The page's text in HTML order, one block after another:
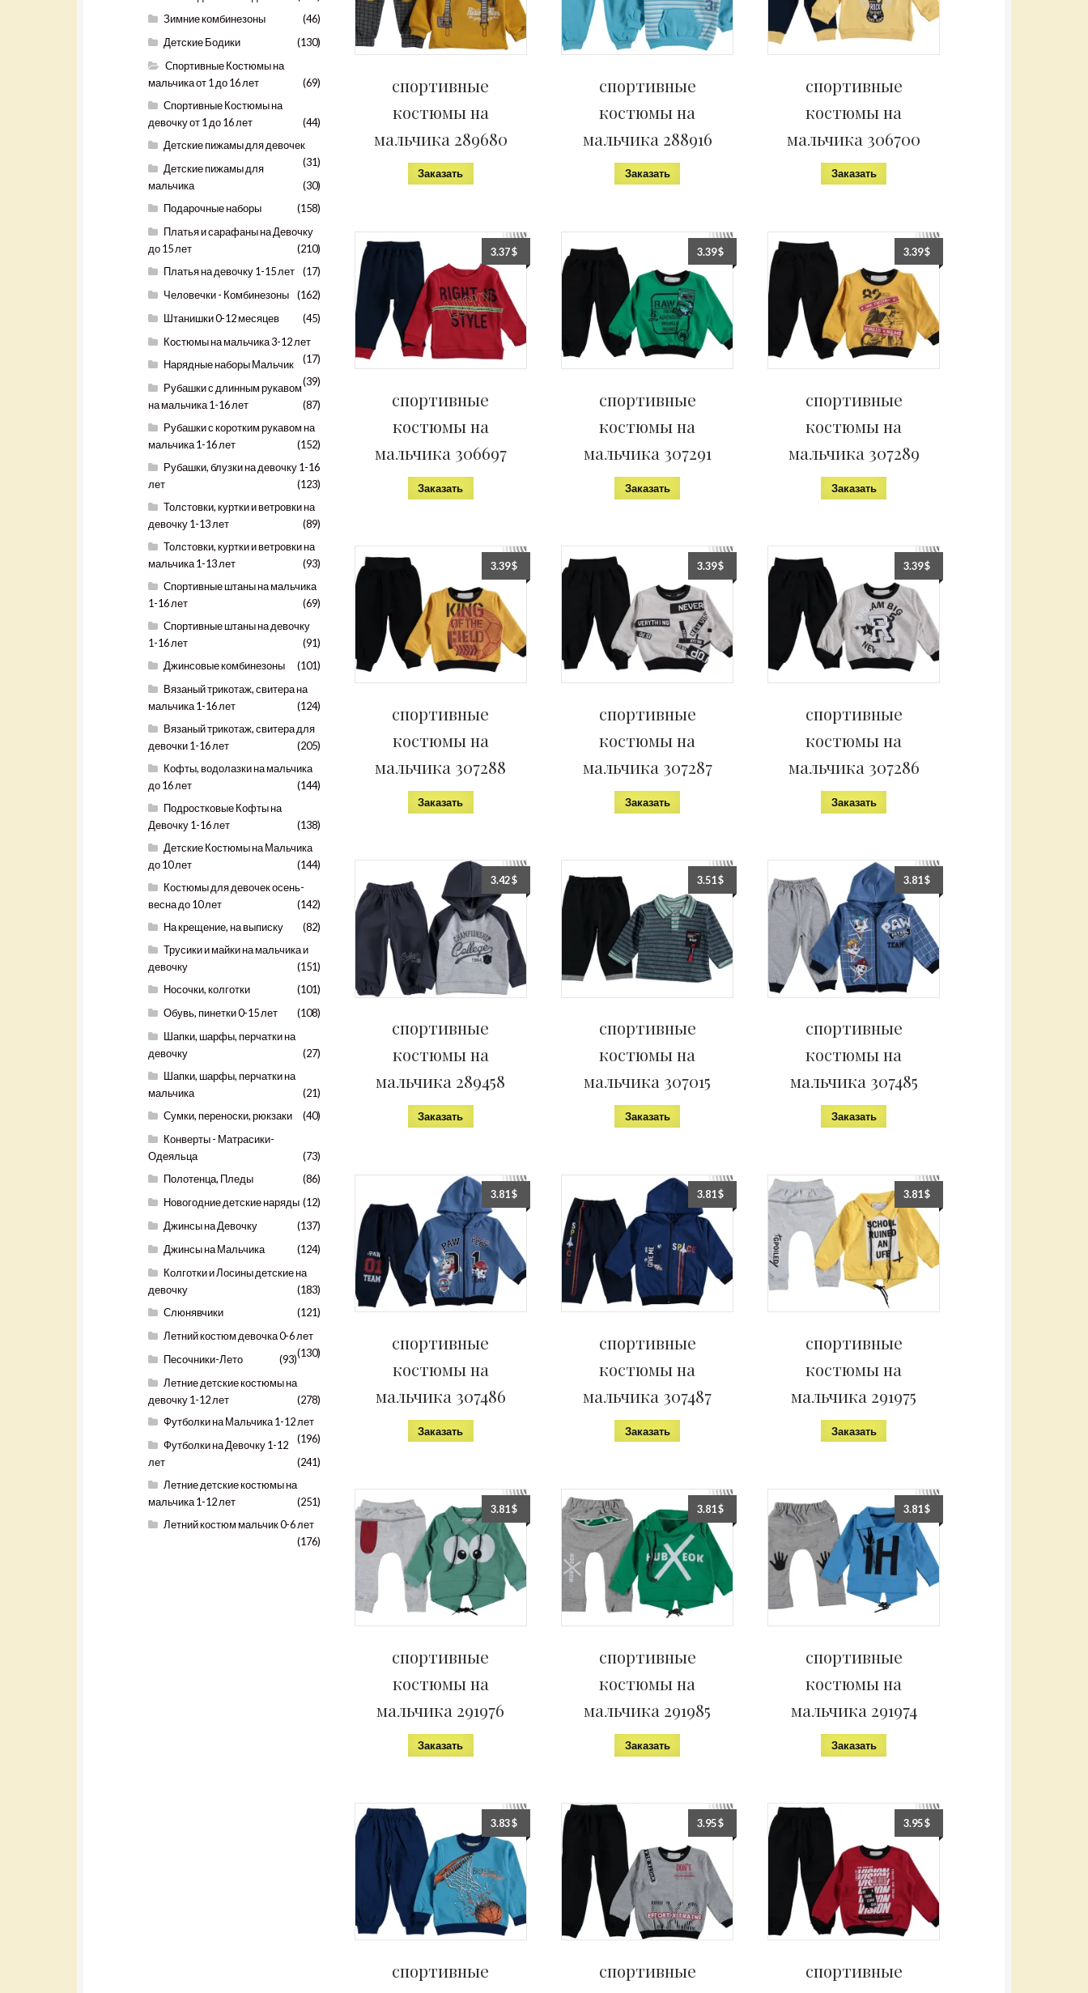
спортивные
костюмы на
мальчика 289680
Заказать
спортивные
костюмы на
мальчика 288916
Заказать
спортивные
костюмы на
мальчика 306700
Заказать
спортивные
костюмы на
мальчика 306697
3.37$
Заказать
спортивные
костюмы на
мальчика 307291
3.39$
Заказать
спортивные
костюмы на
мальчика 307289
3.39$
Заказать
спортивные
костюмы на
мальчика 307288
3.39$
Заказать
спортивные
костюмы на
мальчика 307287
3.39$
Заказать
спортивные
костюмы на
мальчика 307286
3.39$
Заказать
спортивные
костюмы на
мальчика 289458
3.42$
Заказать
спортивные
костюмы на
мальчика 307015
3.51$
Заказать
спортивные
костюмы на
мальчика 307485
3.81$
Заказать
спортивные
костюмы на
мальчика 307486
3.81$
Заказать
спортивные
костюмы на
мальчика 307487
3.81$
Заказать
спортивные
костюмы на
мальчика 291975
3.81$
Заказать
спортивные
костюмы на
мальчика 291976
3.81$
Заказать
спортивные
костюмы на
мальчика 291985
3.81$
Заказать
спортивные
костюмы на
мальчика 291974
3.81$
Заказать
спортивные
3.83$
спортивные
3.95$
спортивные
3.95$
Зимние комбинезоны
(46)
Детские Бодики
(130)
Спортивные Костюмы на
мальчика от 1 до 16 лет
(69)
Спортивные Костюмы на
девочку от 1 до 16 лет
(44)
Детские пижамы для девочек
(31)
Детские пижамы для
мальчика
(30)
Подарочные наборы
(158)
Платья и сарафаны на Девочку
до 15 лет
(210)
Платья на девочку 1-15 лет
(17)
Человечки - Комбинезоны
(162)
Штанишки 0-12 месяцев
(45)
Костюмы на мальчика 3-12 лет
(17)
Нарядные наборы Мальчик
(39)
Рубашки с длинным рукавом
на мальчика 1-16 лет
(87)
Рубашки с коротким рукавом на
мальчика 1-16 лет
(152)
Рубашки, блузки на девочку 1-16
лет
(123)
Толстовки, куртки и ветровки на
девочку 1-13 лет
(89)
Толстовки, куртки и ветровки на
мальчика 1-13 лет
(93)
Спортивные штаны на мальчика
1-16 лет
(69)
Спортивные штаны на девочку
1-16 лет
(91)
Джинсовые комбинезоны
(101)
Вязаный трикотаж, свитера на
мальчика 1-16 лет
(124)
Вязаный трикотаж, свитера для
девочки 1-16 лет
(205)
Кофты, водолазки на мальчика
до 16 лет
(144)
Подростковые Кофты на
Девочку 1-16 лет
(138)
Детские Костюмы на Мальчика
до 10 лет
(144)
Костюмы для девочек осень-
весна до 10 лет
(142)
На крещение, на выписку
(82)
Трусики и майки на мальчика и
девочку
(151)
Носочки, колготки
(101)
Обувь, пинетки 0-15 лет
(108)
Шапки, шарфы, перчатки на
девочку
(27)
Шапки, шарфы, перчатки на
мальчика
(21)
Сумки, переноски, рюкзаки
(40)
Конверты - Матрасики-
Одеяльца
(73)
Полотенца, Пледы
(86)
Новогодние детские наряды (12)
Джинсы на Девочку
(137)
Джинсы на Мальчика
(124)
Колготки и Лосины детские на
девочку
(183)
Слюнявчики
(121)
Летний костюм девочка 0-6 лет
(130)
Песочники-Лето
(93)
Летние детские костюмы на
девочку 1-12 лет
(278)
Футболки на Мальчика 1-12 лет
(196)
Футболки на Девочку 1-12
лет
(241)
Летние детские костюмы на
мальчика 1-12 лет
(251)
Летний костюм мальчик 0-6 лет
(176)